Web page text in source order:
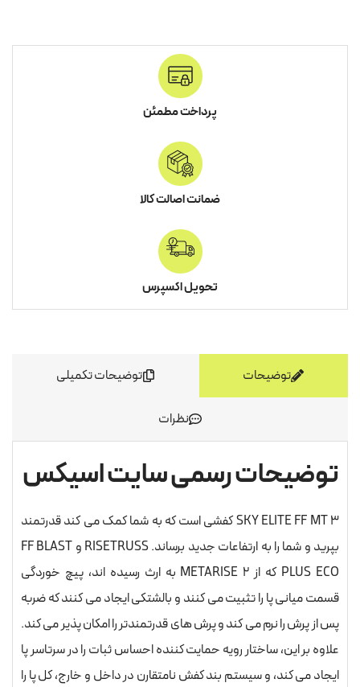
پرداخت مطمئن
ضمانت اصالت کالا
تحویل اکسپرس
توضیحات توضیحات تکمیلی
نظرات
توضیحات رسمی سایت اسیکس
SKY ELITE FF MT 3 کفشی است که به شما کمک می کند قدرتمند
بپرید و شما را به ارتفاعات جدید برساند. RISETRUSS و FF BLAST
PLUS ECO که از METARISE 2 به ارث رسیده اند، پیچ خوردگی
قسمت میانی پا را تثبیت می کنند و بالشتکی ایجاد می کنند که ضربه
پس از پرش را نرم می کند و پرش های قدرتمندتر را امکان پذیر می کند.
علاوه بر این، ساختار رویه حمایت کننده احساس ثبات را در سرتاسر پا
ایجاد می کند، و سیستم بند کفش نامتقارن در داخل و خارج، کل پا را